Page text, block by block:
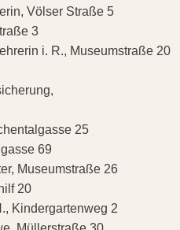
Völser Straße 5
3
i. R., Museumstraße 20
25
69
Museumstraße 26
20
Kindergartenweg 2